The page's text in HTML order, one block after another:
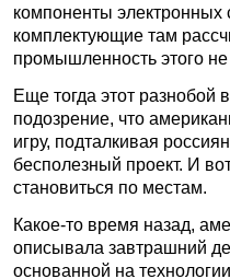
компоненты электронных
комплектующие там
промышленность этого не
Еще тогда этот разнобой
подозрение, что
игру, подталкивая
бесполезный проект. И
становиться по местам.
Какое-то время назад,
описывала завтрашний
основанной на